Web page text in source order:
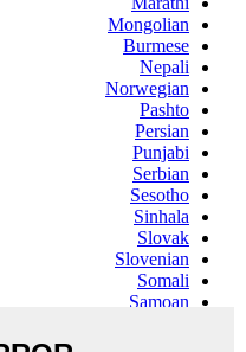
Mongolian
Burmese
Nepali
Norwegian
Pashto
Persian
Punjabi
Serbian
Sesotho
Sinhala
Slovak
Slovenian
Somali
Samoan